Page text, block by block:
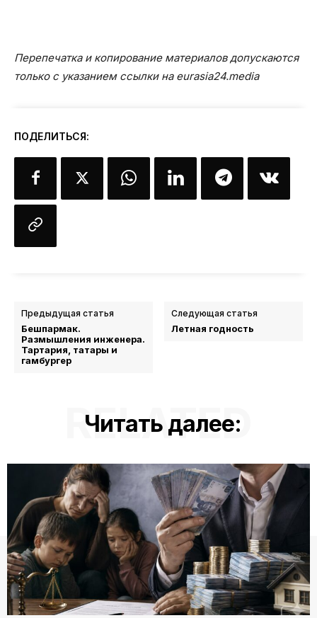
Перепечатка и копирование материалов допускаются
только с указанием ссылки на eurasia24.media
ПОДЕЛИТЬСЯ:
Предыдущая статья
Бешпармак.
Размышления инженера.
Тартария, татары и
гамбургер
Следующая статья
Летная годность
Читать далее:
RELATED